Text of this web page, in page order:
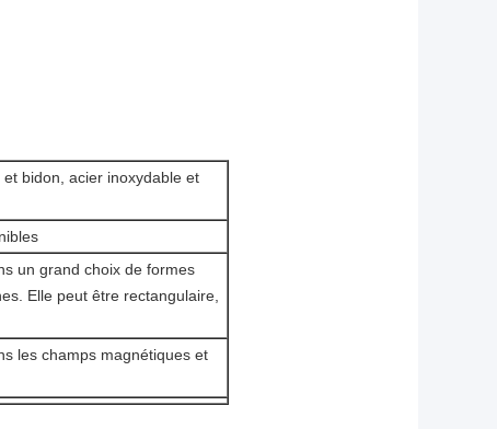
bidon, acier inoxydable et
un grand choix de formes
Elle peut être rectangulaire,
les champs magnétiques et